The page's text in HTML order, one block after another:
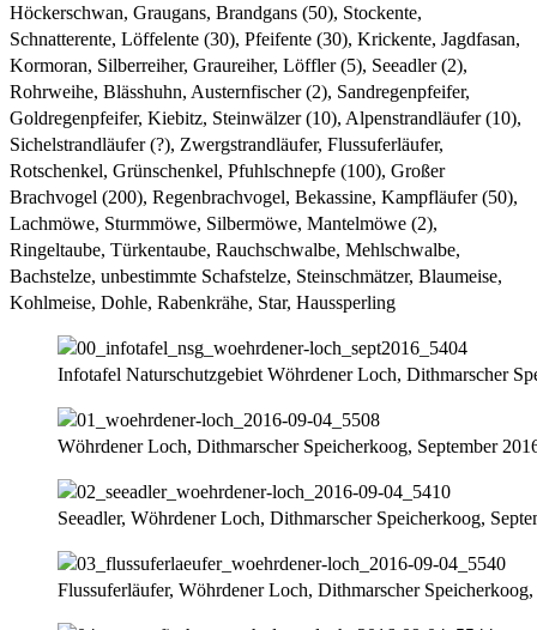
Höckerschwan, Graugans, Brandgans (50), Stockente,
Schnatterente, Löffelente (30), Pfeifente (30), Krickente, Jagdfasan,
Kormoran, Silberreiher, Graureiher, Löffler (5), Seeadler (2),
Rohrweihe, Blässhuhn, Austernfischer (2), Sandregenpfeifer,
Goldregenpfeifer, Kiebitz, Steinwälzer (10), Alpenstrandläufer (10),
Sichelstrandläufer (?), Zwergstrandläufer, Flussuferläufer,
Rotschenkel, Grünschenkel, Pfuhlschnepfe (100), Großer
Brachvogel (200), Regenbrachvogel, Bekassine, Kampfläufer (50),
Lachmöwe, Sturmmöwe, Silbermöwe, Mantelmöwe (2),
Ringeltaube, Türkentaube, Rauchschwalbe, Mehlschwalbe,
Bachstelze, unbestimmte Schafstelze, Steinschmätzer, Blaumeise,
Kohlmeise, Dohle, Rabenkrähe, Star, Haussperling
Infotafel Naturschutzgebiet Wöhrdener Loch, Dithmarscher
Wöhrdener Loch, Dithmarscher Speicherkoog, September
Seeadler, Wöhrdener Loch, Dithmarscher Speicherkoog,
Flussuferläufer, Wöhrdener Loch, Dithmarscher Speicherkoog,